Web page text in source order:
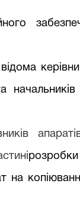
розробки
на